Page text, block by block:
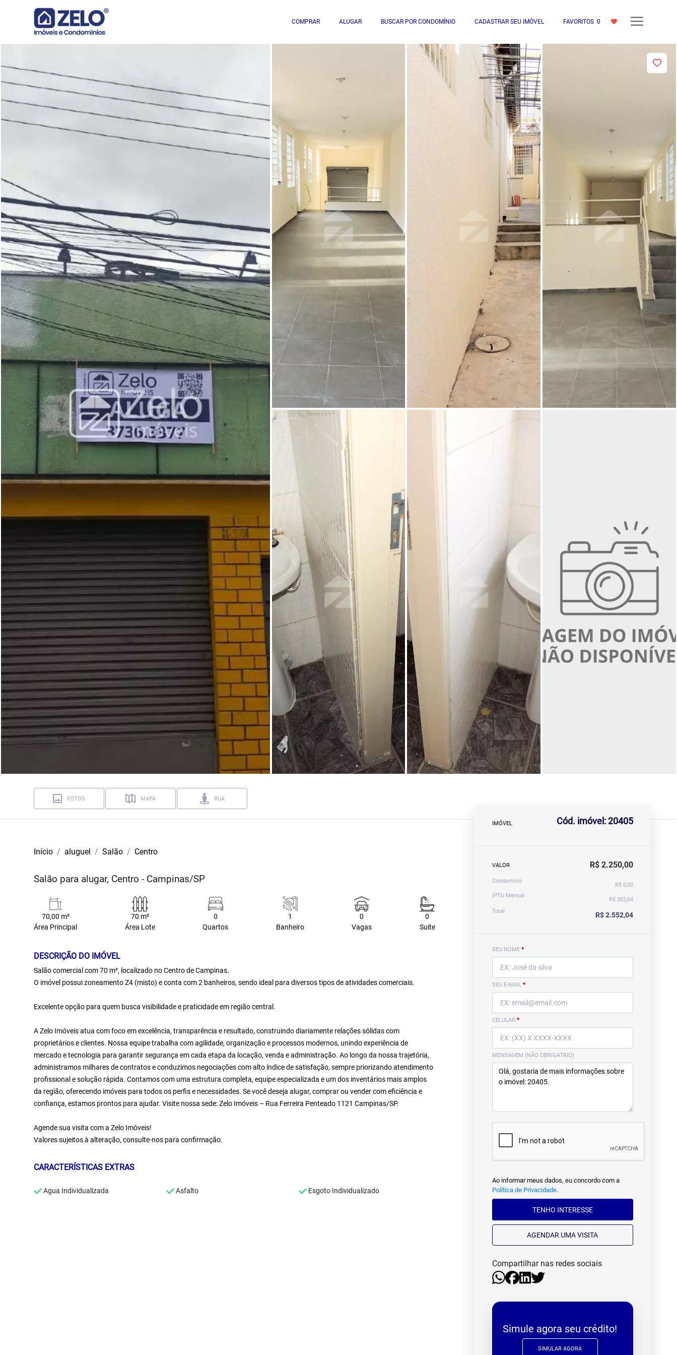
COMPRAR ALUGAR BUSCAR POR CONDOMÍNIO CADASTRAR SEU IMÓVEL FAVORITOS 0
FOTOS MAPA RUA
Início aluguel Salão Centro
Salão para alugar, Centro - Campinas/SP
70,00 m²
Área Principal
70 m²
Área Lote
0
Quartos
1
Banheiro
0
Vagas
0
Suite
DESCRIÇÃO DO IMÓVEL
Salão comercial com 70 m², localizado no Centro de Campinas.
O imóvel possui zoneamento Z4 (misto) e conta com 2 banheiros, sendo ideal para diversos tipos de atividades comerciais.
Excelente opção para quem busca visibilidade e praticidade em região central.
A Zelo Imóveis atua com foco em excelência, transparência e resultado, construindo diariamente relações sólidas com
proprietários e clientes. Nossa equipe trabalha com agilidade, organização e processos modernos, unindo experiência de
mercado e tecnologia para garantir segurança em cada etapa da locação, venda e administração. Ao longo da nossa trajetória,
administramos milhares de contratos e conduzimos negociações com alto índice de satisfação, sempre priorizando atendimento
profissional e solução rápida. Contamos com uma estrutura completa, equipe especializada e um dos inventários mais amplos
da região, oferecendo imóveis para todos os perfis e necessidades. Se você deseja alugar, comprar ou vender com eficiência e
confiança, estamos prontos para ajudar. Visite nossa sede: Zelo Imóveis – Rua Ferreira Penteado 1121 Campinas/SP.
Agende sua visita com a Zelo Imóveis!
Valores sujeitos à alteração, consulte-nos para confirmação.
CARACTERÍSTICAS EXTRAS
Agua Individualizada Asfalto Esgoto Individualizado
IMÓVEL Cód. imóvel: 20405
VALOR R$ 2.250,00
Condomínio
R$ 0,00
IPTU Mensal
R$ 302,04
Total
R$ 2.552,04
SEU NOME *
SEU E-MAIL *
CELULAR *
MENSAGEM (NÃO OBRIGATRIO)
Ao informar meus dados, eu concordo com a
Política de Privacidade.
TENHO INTERESSE
AGENDAR UMA VISITA
Compartilhar nas redes sociais
Simule agora seu crédito!
SIMULAR AGORA